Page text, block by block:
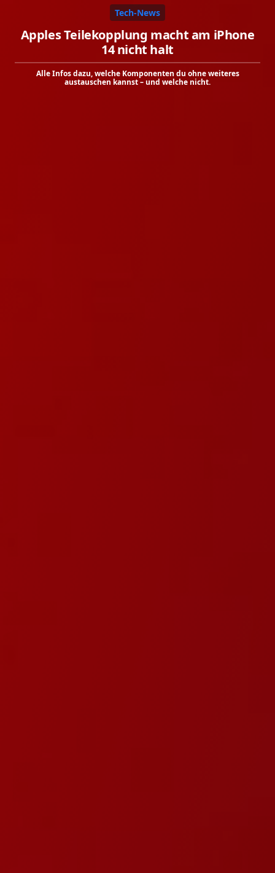
Tech-News
Apples Teilekopplung macht am iPhone
14 nicht halt
Alle Infos dazu, welche Komponenten du ohne weiteres
austauschen kannst – und welche nicht.